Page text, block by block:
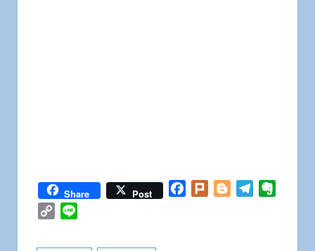
Share Post Facebook
Plurk BloggerTelegram
Copy